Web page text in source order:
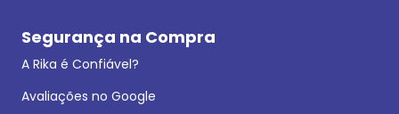
Segurança na Compra
A Rika é Confiável?
Avaliações no Google